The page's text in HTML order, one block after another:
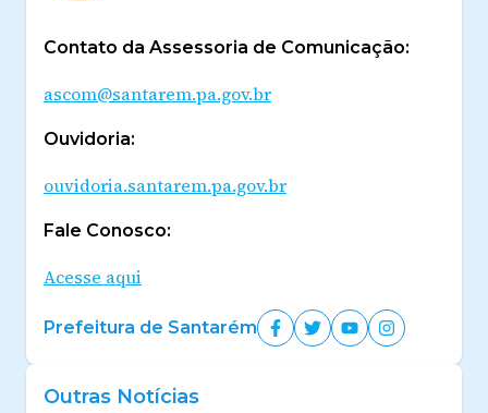
Contato da Assessoria de Comunicação:
ascom@santarem.pa.gov.br
Ouvidoria:
ouvidoria.santarem.pa.gov.br
Fale Conosco:
Acesse aqui
Prefeitura de Santarém
Outras Notícias